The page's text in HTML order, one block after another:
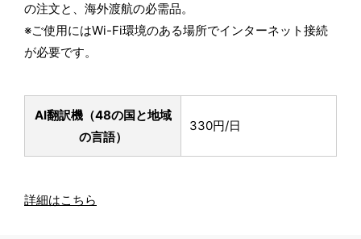
の注文と、海外渡航の必需品。
※ご使用にはWi-Fi環境のある場所でインターネット接続
が必要です。
AI翻訳機（48の国と地域
の言語）
330円/日
詳細はこちら